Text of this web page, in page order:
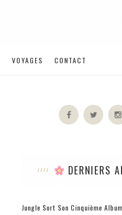
VOYAGES CONTACT
DERNIERS
Jungle Sort Son Cinquième